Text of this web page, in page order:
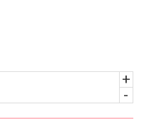
+
-